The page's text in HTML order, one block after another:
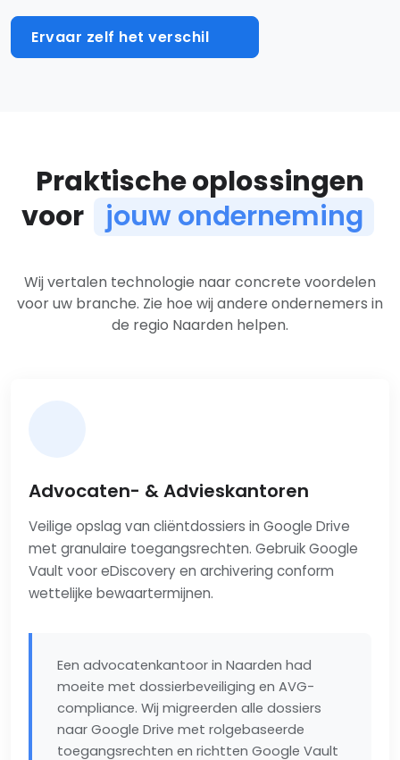
Ervaar zelf het verschil
Praktische oplossingen
voor
jouw onderneming
Oplossingen per branche
Wij vertalen technologie naar concrete voordelen
voor uw branche. Zie hoe wij andere ondernemers in
de regio Naarden helpen.
Advocaten- & Advieskantoren
Veilige opslag van cliëntdossiers in Google Drive
met granulaire toegangsrechten. Gebruik Google
Vault voor eDiscovery en archivering conform
wettelijke bewaartermijnen.
Een advocatenkantoor in Naarden had
moeite met dossierbeveiliging en AVG-
compliance. Wij migreerden alle dossiers
naar Google Drive met rolgebaseerde
toegangsrechten en richtten Google Vault